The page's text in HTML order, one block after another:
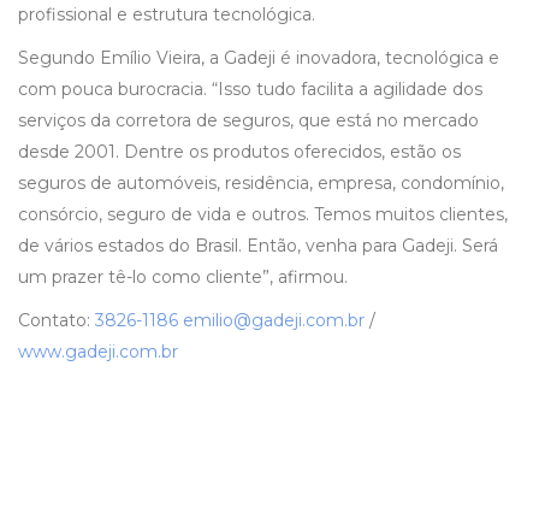
profissional e estrutura tecnológica.
Segundo Emílio Vieira, a Gadeji é inovadora, tecnológica e
com pouca burocracia. “Isso tudo facilita a agilidade dos
serviços da corretora de seguros, que está no mercado
desde 2001. Dentre os produtos oferecidos, estão os
seguros de automóveis, residência, empresa, condomínio,
consórcio, seguro de vida e outros. Temos muitos clientes,
de vários estados do Brasil. Então, venha para Gadeji. Será
um prazer tê-lo como cliente”, afirmou.
Contato: 3826-1186 emilio@gadeji.com.br /
www.gadeji.com.br